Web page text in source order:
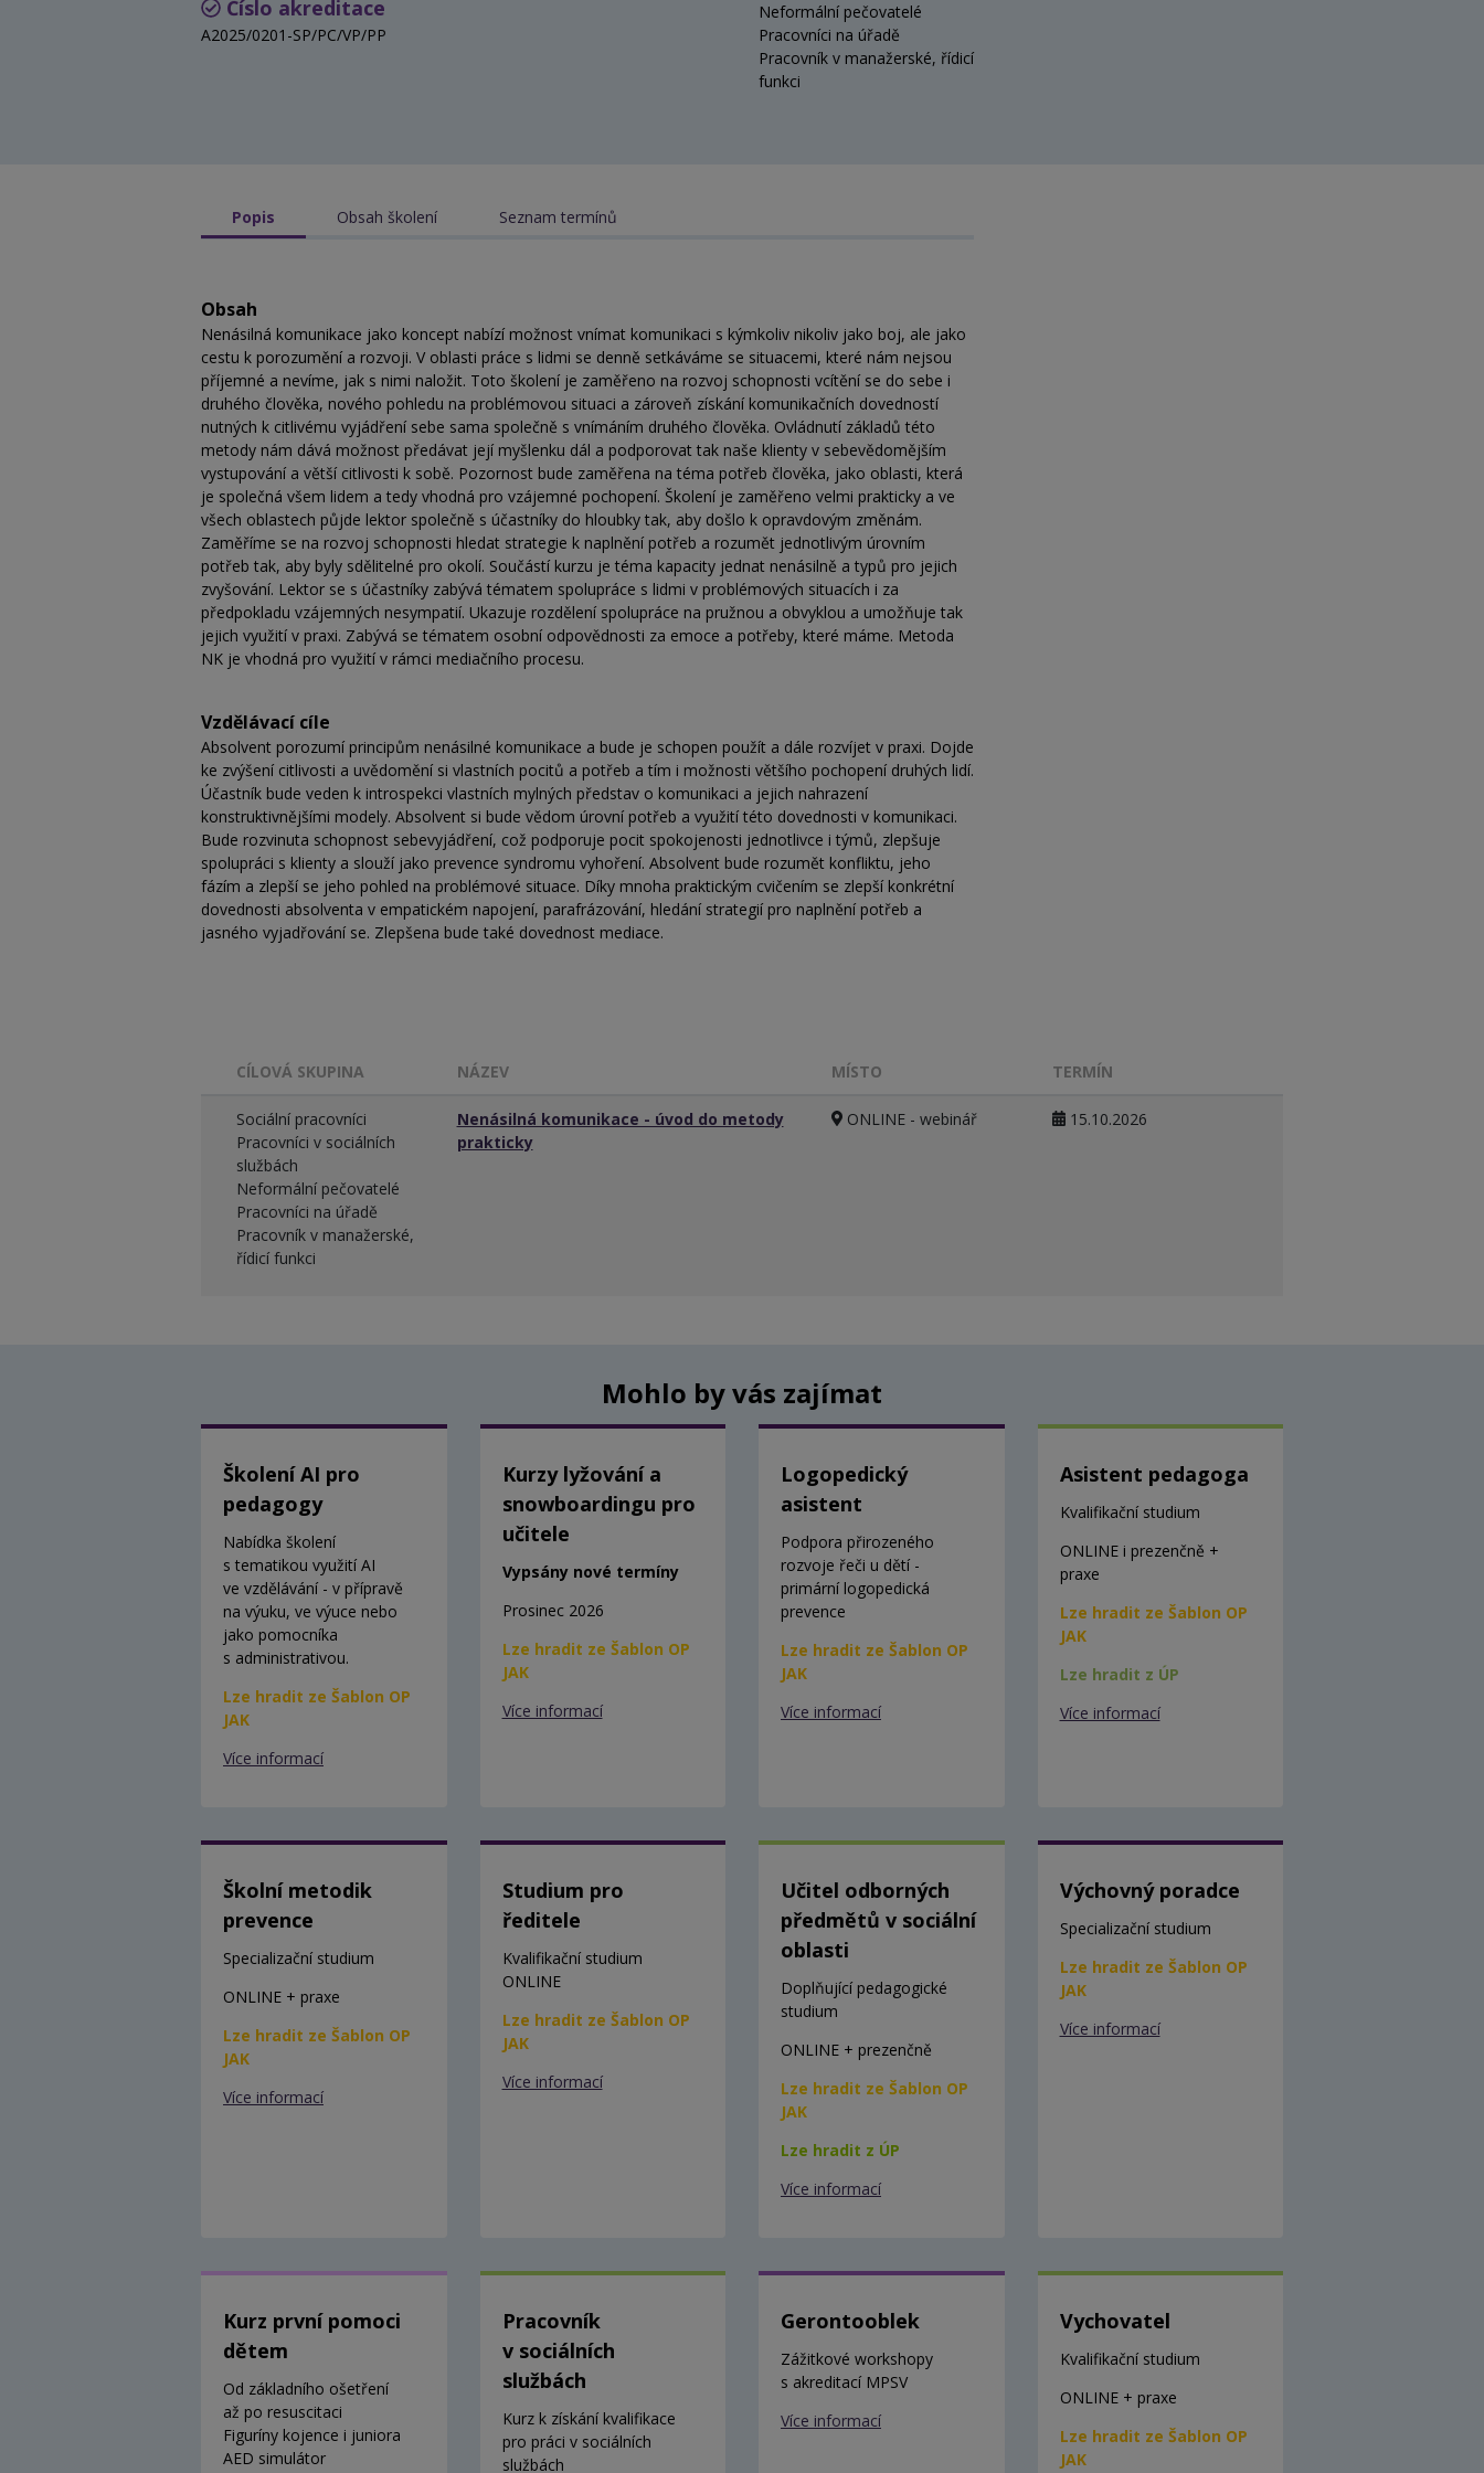
Číslo akreditace
A2025/0201-SP/PC/VP/PP
Neformální pečovatelé
Pracovníci na úřadě
Pracovník v manažerské, řídicí
funkci
Popis Obsah školení Seznam termínů
Obsah
Nenásilná komunikace jako koncept nabízí možnost vnímat komunikaci s kýmkoliv nikoliv jako boj, ale jako
cestu k porozumění a rozvoji. V oblasti práce s lidmi se denně setkáváme se situacemi, které nám nejsou
příjemné a nevíme, jak s nimi naložit. Toto školení je zaměřeno na rozvoj schopnosti vcítění se do sebe i
druhého člověka, nového pohledu na problémovou situaci a zároveň získání komunikačních dovedností
nutných k citlivému vyjádření sebe sama společně s vnímáním druhého člověka. Ovládnutí základů této
metody nám dává možnost předávat její myšlenku dál a podporovat tak naše klienty v sebevědomějším
vystupování a větší citlivosti k sobě. Pozornost bude zaměřena na téma potřeb člověka, jako oblasti, která
je společná všem lidem a tedy vhodná pro vzájemné pochopení. Školení je zaměřeno velmi prakticky a ve
všech oblastech půjde lektor společně s účastníky do hloubky tak, aby došlo k opravdovým změnám.
Zaměříme se na rozvoj schopnosti hledat strategie k naplnění potřeb a rozumět jednotlivým úrovním
potřeb tak, aby byly sdělitelné pro okolí. Součástí kurzu je téma kapacity jednat nenásilně a typů pro jejich
zvyšování. Lektor se s účastníky zabývá tématem spolupráce s lidmi v problémových situacích i za
předpokladu vzájemných nesympatií. Ukazuje rozdělení spolupráce na pružnou a obvyklou a umožňuje tak
jejich využití v praxi. Zabývá se tématem osobní odpovědnosti za emoce a potřeby, které máme. Metoda
NK je vhodná pro využití v rámci mediačního procesu.
Vzdělávací cíle
Absolvent porozumí principům nenásilné komunikace a bude je schopen použít a dále rozvíjet v praxi. Dojde
ke zvýšení citlivosti a uvědomění si vlastních pocitů a potřeb a tím i možnosti většího pochopení druhých lidí.
Účastník bude veden k introspekci vlastních mylných představ o komunikaci a jejich nahrazení
konstruktivnějšími modely. Absolvent si bude vědom úrovní potřeb a využití této dovednosti v komunikaci.
Bude rozvinuta schopnost sebevyjádření, což podporuje pocit spokojenosti jednotlivce i týmů, zlepšuje
spolupráci s klienty a slouží jako prevence syndromu vyhoření. Absolvent bude rozumět konfliktu, jeho
fázím a zlepší se jeho pohled na problémové situace. Díky mnoha praktickým cvičením se zlepší konkrétní
dovednosti absolventa v empatickém napojení, parafrázování, hledání strategií pro naplnění potřeb a
jasného vyjadřování se. Zlepšena bude také dovednost mediace.
CÍLOVÁ SKUPINA NÁZEV MÍSTO TERMÍN
Sociální pracovníci
Pracovníci v sociálních
službách
Neformální pečovatelé
Pracovníci na úřadě
Pracovník v manažerské,
řídicí funkci
Nenásilná komunikace - úvod do metody
prakticky
ONLINE - webinář 15.10.2026
Mohlo by vás zajímat
Školení AI pro
pedagogy
Nabídka školení
s tematikou využití AI
ve vzdělávání - v přípravě
na výuku, ve výuce nebo
jako pomocníka
s administrativou.
Lze hradit ze Šablon OP
JAK
Více informací
Kurzy lyžování a
snowboardingu pro
učitele
Vypsány nové termíny
Prosinec 2026
Lze hradit ze Šablon OP
JAK
Více informací
Logopedický
asistent
Podpora přirozeného
rozvoje řeči u dětí -
primární logopedická
prevence
Lze hradit ze Šablon OP
JAK
Více informací
Asistent pedagoga
Kvalifikační studium
ONLINE i prezenčně +
praxe
Lze hradit ze Šablon OP
JAK
Lze hradit z ÚP
Více informací
Školní metodik
prevence
Specializační studium
ONLINE + praxe
Lze hradit ze Šablon OP
JAK
Více informací
Studium pro
ředitele
Kvalifikační studium
ONLINE
Lze hradit ze Šablon OP
JAK
Více informací
Učitel odborných
předmětů v sociální
oblasti
Doplňující pedagogické
studium
ONLINE + prezenčně
Lze hradit ze Šablon OP
JAK
Lze hradit z ÚP
Více informací
Výchovný poradce
Specializační studium
Lze hradit ze Šablon OP
JAK
Více informací
Kurz první pomoci
dětem
Od základního ošetření
až po resuscitaci
Figuríny kojence i juniora
AED simulátor
Pracovník
v sociálních
službách
Kurz k získání kvalifikace
pro práci v sociálních
službách
Gerontooblek
Zážitkové workshopy
s akreditací MPSV
Více informací
Vychovatel
Kvalifikační studium
ONLINE + praxe
Lze hradit ze Šablon OP
JAK